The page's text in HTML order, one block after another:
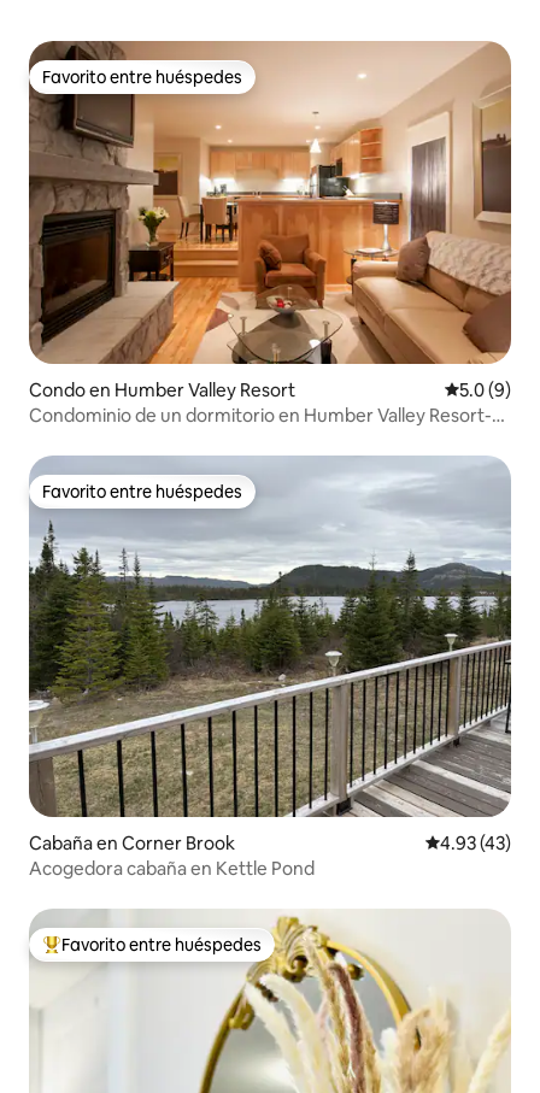
Favorito entre huéspedes
Favorito entre huéspedes
Condo en Humber Valley Resort
5.0 (9)
Condominio de un dormitorio en Humber Valley Resort-
Favorito entre huéspedes
Favorito entre huéspedes
Cabaña en Corner Brook Calificación
4.93 (43)
Acogedora cabaña en Kettle Pond
Favorito entre huéspedes preferido
Favorito entre huéspedes